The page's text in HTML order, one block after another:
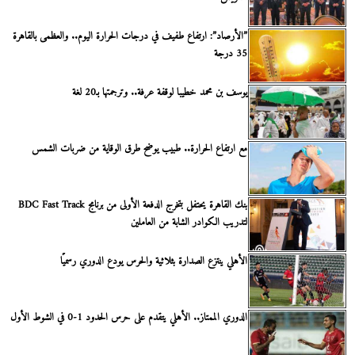
”الأرصاد”: ارتفاع طفيف في درجات الحرارة اليوم.. والعظمى بالقاهرة
35 درجة
يوسف بن محمد خطيبا لوقفة عرفة.. وترجمتها بـ20 لغة
مع ارتفاع الحرارة.. طبيب يوضح طرق الوقاية من ضربات الشمس
بنك القاهرة يحتفل بتخرج الدفعة الأولى من برنامج BDC Fast Track
لتدريب الكوادر الشابة من العاملين
الأهلي ينتزع الصدارة بثلاثية والحرس يودع الدوري رسميًا
الدوري الممتاز.. الأهلي يتقدم على حرس الحدود 1-0 في الشوط الأول